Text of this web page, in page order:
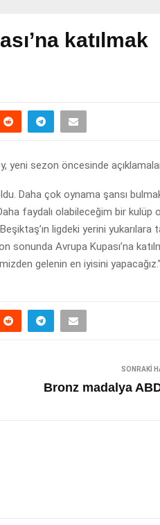
katılmak
yeni sezon öncesinde
Daha çok oynama şansı
faydalı olabileceğim bir kulüp
ligdeki yerini yukarılara
sonunda Avrupa Kupası’na
gelenin en iyisini yapacağız.”
SONRAKI
Bronz madalya